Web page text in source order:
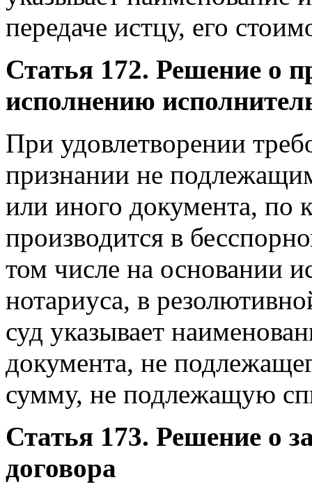
передаче истцу, его
Статья 172. Решение о
исполнению
При удовлетворении
признании не
или иного документа, по
производится в
том числе на основании
нотариуса, в
суд указывает
документа, не
сумму, не подлежащую
Статья 173. Решение о
договора